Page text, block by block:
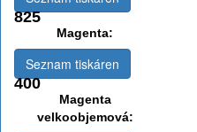
825
Magenta:
400
Seznam tiskáren
Magenta
velkoobjemová: